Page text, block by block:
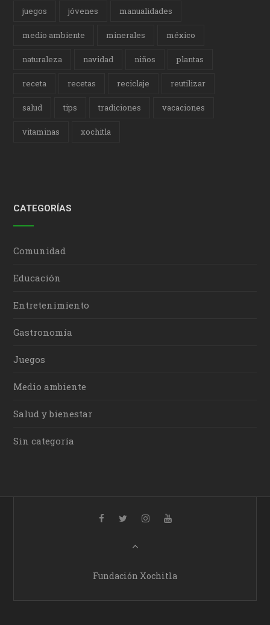
juegos jóvenes manualidades
medio ambiente minerales méxico
naturaleza navidad niños plantas
receta recetas reciclaje reutilizar
salud tips tradiciones vacaciones
vitaminas xochitla
CATEGORÍAS
Comunidad
Educación
Entretenimiento
Gastronomía
Juegos
Medio ambiente
Salud y bienestar
Sin categoría
Fundación Xochitla